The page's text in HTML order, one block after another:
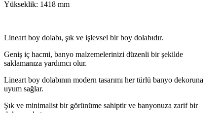
Yükseklik: 1418 mm
Lineart boy dolabı, şık ve işlevsel bir boy dolabıdır.
Geniş iç hacmi, banyo malzemelerinizi düzenli bir şekilde
saklamanıza yardımcı olur.
Lineart boy dolabının modern tasarımı her türlü banyo dekoruna
uyum sağlar.
Şık ve minimalist bir görünüme sahiptir ve banyonuza zarif bir